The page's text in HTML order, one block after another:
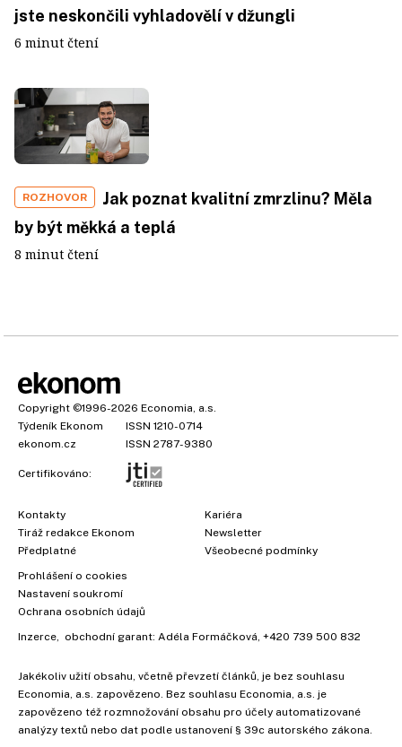
jste neskončili vyhladovělí v džungli
6 minut čtení
ROZHOVOR
Jak poznat kvalitní zmrzlinu? Měla
by být měkká a teplá
8 minut čtení
Copyright ©1996-2026 Economia, a.s.
Týdeník Ekonom
ISSN 1210-0714
ekonom.cz
ISSN 2787-9380
Certifikováno:
Kontakty
Tiráž redakce Ekonom
Předplatné
Kariéra
Newsletter
Všeobecné podmínky
Prohlášení o cookies
Nastavení soukromí
Ochrana osobních údajů
Inzerce , obchodní garant: Adéla Formáčková +420 739 500 832
Jakékoliv užití obsahu, včetně převzetí článků, je bez souhlasu
Economia, a.s. zapovězeno. Bez souhlasu Economia, a.s. je
zapovězeno též rozmnožování obsahu pro účely automatizované
analýzy textů nebo dat podle ustanovení § 39c autorského zákona.